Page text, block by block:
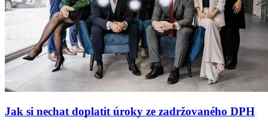
Jak si nechat doplatit úroky ze zadržovaného DPH